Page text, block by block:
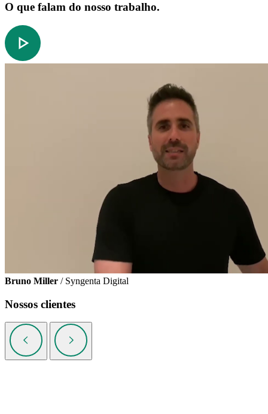
O que falam do nosso trabalho.
Bruno Miller / Syngenta Digital
Nossos clientes